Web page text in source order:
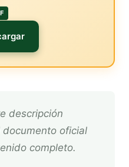
documento oficial
completo.